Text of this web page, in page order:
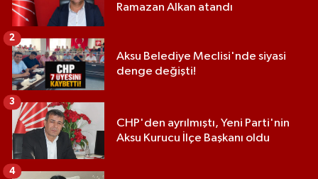
Ramazan Alkan atandı
Aksu Belediye Meclisi'nde siyasi
denge değişti!
2
CHP'den ayrılmıştı, Yeni Parti'nin
Aksu Kurucu İlçe Başkanı oldu
3
4